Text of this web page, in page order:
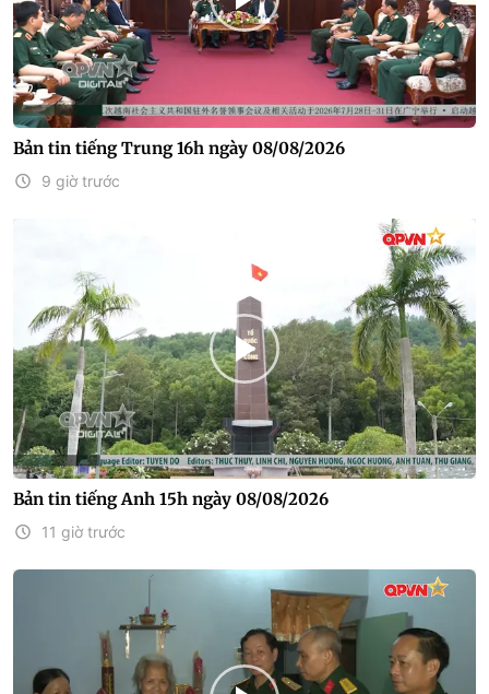
Bản tin tiếng Trung 16h ngày 08/08/2026
9 giờ trước
Bản tin tiếng Anh 15h ngày 08/08/2026
11 giờ trước